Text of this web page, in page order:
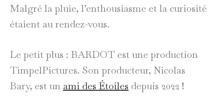
Malgré la pluie, l’enthousiasme et la curiosité
étaient au rendez-vous.
Le petit plus : BARDOT est une production
TimpelPictures. Son producteur, Nicolas
Bary, est un ami des Étoiles depuis 2022 !